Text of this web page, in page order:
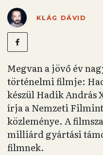
KLÁG DÁVID
Megvan a jövő év
történelmi filmje:
készül Hadik András
írja a Nemzeti
közleménye. A
milliárd gyártási
filmnek.